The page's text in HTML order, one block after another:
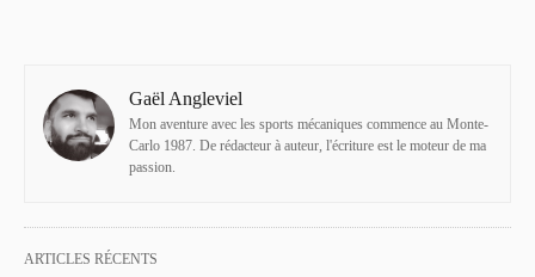
Gaël Angleviel
Mon aventure avec les sports mécaniques commence au Monte-
Carlo 1987. De rédacteur à auteur, l'écriture est le moteur de ma
passion.
ARTICLES RÉCENTS